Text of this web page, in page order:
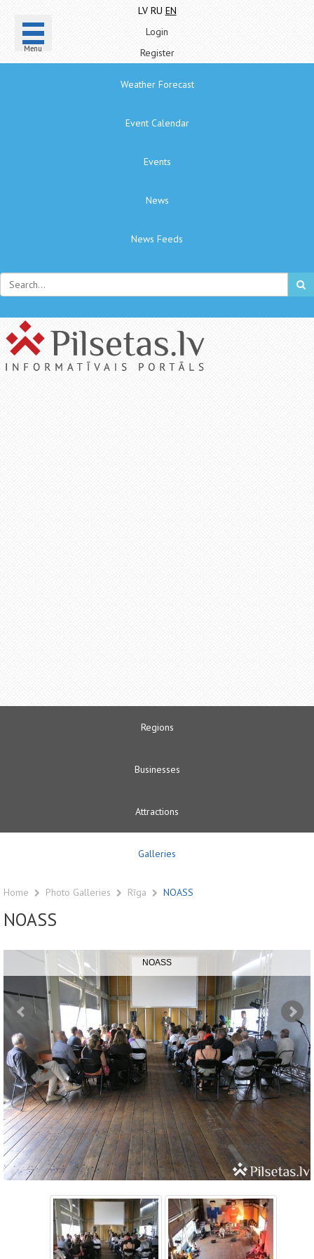
Menu
LV RU EN
Login
Register
Weather Forecast
Event Calendar
Events
News
News Feeds
Regions
Businesses
Attractions
Galleries
Home Photo Galleries Rīga NOASS
NOASS
NOASS